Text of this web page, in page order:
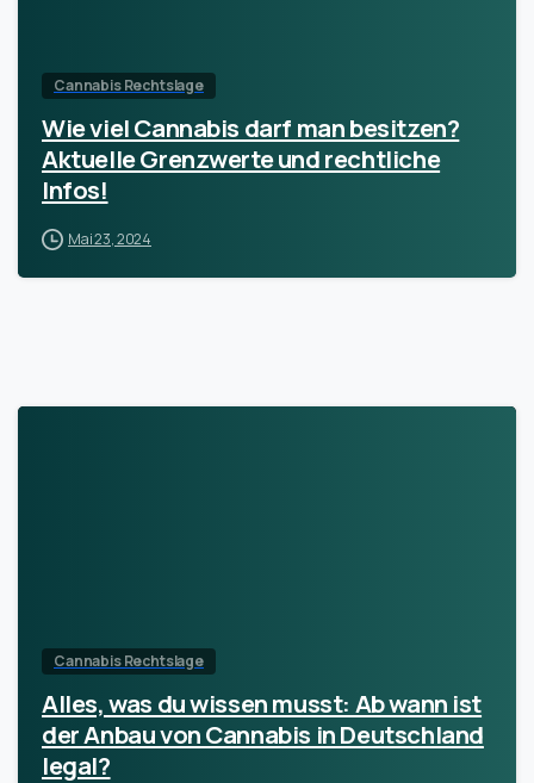
Cannabis Rechtslage
Wie viel Cannabis darf man besitzen?
Aktuelle Grenzwerte und rechtliche
Infos!
Mai 23, 2024
Cannabis Rechtslage
Alles, was du wissen musst: Ab wann ist
der Anbau von Cannabis in Deutschland
legal?